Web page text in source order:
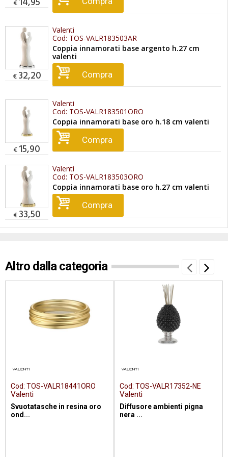
€
€ 32,20
Valenti
Cod: TOS-VALR183503AR
Coppia innamorati base argento h.27 cm
valenti
Compra
€15,90
Valenti
Cod: TOS-VALR183501ORO
Coppia innamorati base oro h.18 cm valenti
Compra
€ 33,50
Valenti
Cod: TOS-VALR183503ORO
Coppia innamorati base oro h.27 cm valenti
Compra
Altro dalla categoria
Cod: TOS-VALR18441ORO
Valenti
Svuotatasche in resina oro
ond...
Cod: TOS-VALR17352-NE
Valenti
Diffusore ambienti pigna
nera ...